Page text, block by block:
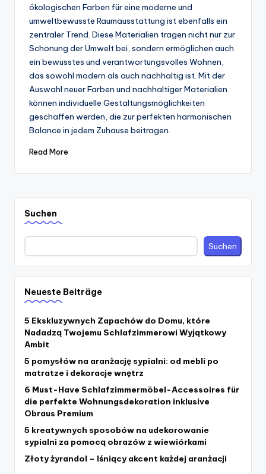
ökologischen Farben für eine moderne und
umweltbewusste Raumausstattung ist ebenfalls ein
zentraler Trend. Diese Materialien tragen nicht nur zur
Schonung der Umwelt bei, sondern ermöglichen auch
ein bewusstes und verantwortungsvolles Wohnen,
das sowohl modern als auch nachhaltig ist. Mit der
Auswahl neuer Farben und nachhaltiger Materialien
können individuelle Gestaltungsmöglichkeiten
geschaffen werden, die zur perfekten harmonischen
Balance in jedem Zuhause beitragen.
Read More
Suchen
Suchen
Neueste Beiträge
5 Ekskluzywnych Zapachów do Domu, które
Nadadzą Twojemu Schlafzimmerowi Wyjątkowy
Ambit
5 pomysłów na aranżację sypialni: od mebli po
matratze i dekoracje wnętrz
6 Must-Have Schlafzimmermöbel-Accessoires für
die perfekte Wohnungsdekoration inklusive
Obraus Premium
5 kreatywnych sposobów na udekorowanie
sypialni za pomocą obrazów z wiewiórkami
Złoty żyrandol – lśniący akcent każdej aranżacji